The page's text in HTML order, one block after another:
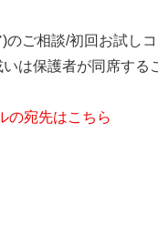
ご相談/初回お試しコ
は保護者が同席す
の宛先はこちら